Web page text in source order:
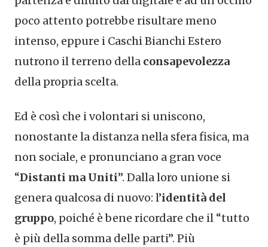
poco attento potrebbe risultare meno
intenso, eppure i Caschi Bianchi Estero
nutrono il terreno della consapevolezza
della propria scelta.
Ed è così che i volontari si uniscono,
nonostante la distanza nella sfera fisica, ma
non sociale, e pronunciano a gran voce
“Distanti ma Uniti”. Dalla loro unione si
genera qualcosa di nuovo: l’identità del
gruppo, poiché è bene ricordare che il “tutto
è più della somma delle parti”. Più